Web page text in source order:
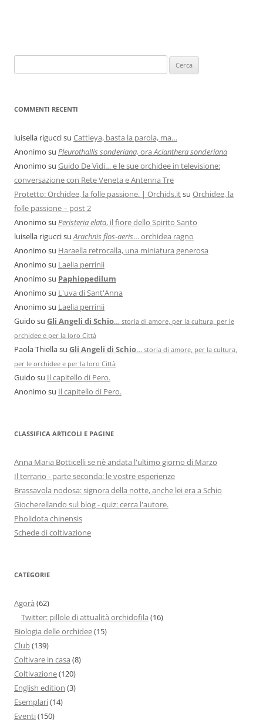
COMMENTI RECENTI
luisella riguccisu Cattleya, basta la parola, ma…
Anonimo su Pleurothallis sonderiana, ora Acianthera sonderiana
Anonimo su Guido De Vidi… e le sue orchidee in televisione:
conversazione con Rete Veneta e Antenna Tre
Protetto: Orchidee, la folle passione. | Orchids.itsu Orchidee, la
folle passione – post 2
Anonimo su Peristeria elata, il fiore dello Spirito Santo
luisella riguccisu Arachnis flos-aeris… orchidea ragno
Anonimo su Haraella retrocalla, una miniatura generosa
Anonimo su Laelia perrinii
Anonimo su Paphiopedilum
Anonimo su L'uva di Sant'Anna
Anonimo su Laelia perrinii
Guido su Gli Angeli di Schio… storia di amore, per la cultura, per le
orchidee e per la loro Città
Paola Thiellasu Gli Angeli di Schio… storia di amore, per la cultura,
per le orchidee e per la loro Città
Guido su Il capitello di Pero.
Anonimo su Il capitello di Pero.
CLASSIFICA ARTICOLI E PAGINE
Anna Maria Botticelli se nè andata l'ultimo giorno di Marzo
Il terrario - parte seconda: le vostre esperienze
Brassavola nodosa: signora della notte, anche lei era a Schio
Giocherellando sul blog - quiz: cerca l'autore.
Pholidota chinensis
Schede di coltivazione
CATEGORIE
Agorà (62)
Twitter: pillole di attualità orchidofila (16)
Biologia delle orchidee(15)
Club(139)
Coltivare in casa (8)
Coltivazione(120)
English edition (3)
Esemplari(14)
Eventi(150)